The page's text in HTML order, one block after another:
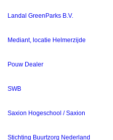
Landal GreenParks B.V.
Mediant, locatie Helmerzijde
Pouw Dealer
SWB
Saxion Hogeschool / Saxion
Stichting Buurtzorg Nederland